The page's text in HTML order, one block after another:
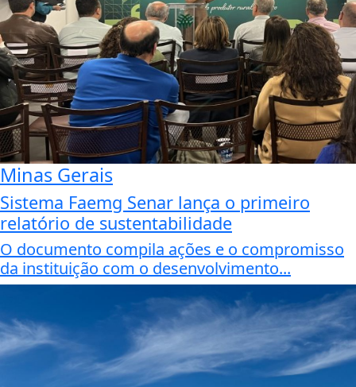
Minas Gerais
Sistema Faemg Senar lança o primeiro
relatório de sustentabilidade
O documento compila ações e o compromisso
da instituição com o desenvolvimento...